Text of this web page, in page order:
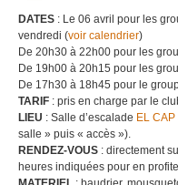
DATES : Le 06 avril pour les
vendredi (voir calendrier)
De 20h30 à 22h00 pour les
De 19h00 à 20h15 pour les
De 17h30 à 18h45 pour le
TARIF : pris en charge par le
LIEU : Salle d’escalade EL CAP
salle » puis « accès »).
RENDEZ-VOUS : directement
heures indiquées pour en